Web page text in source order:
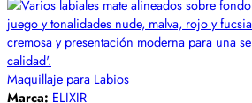
Maquillaje para Labios
Marca: ELIXIR